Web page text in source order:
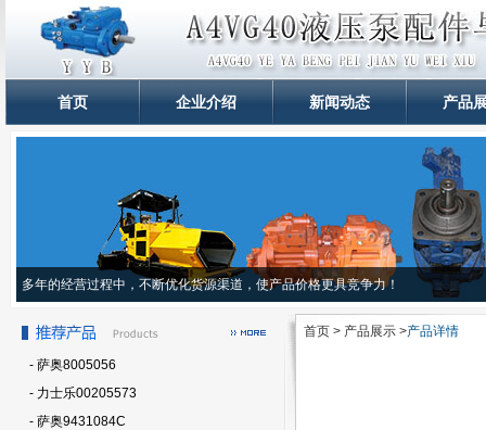
首页 企业介绍 新闻动态 产品
多年的经营过程中，不断优化货源渠道，使产品价格更具竞争力！
- 萨奥8005056
- 力士乐00205573
- 萨奥9431084C
首页 > 产品展示 >产品详情